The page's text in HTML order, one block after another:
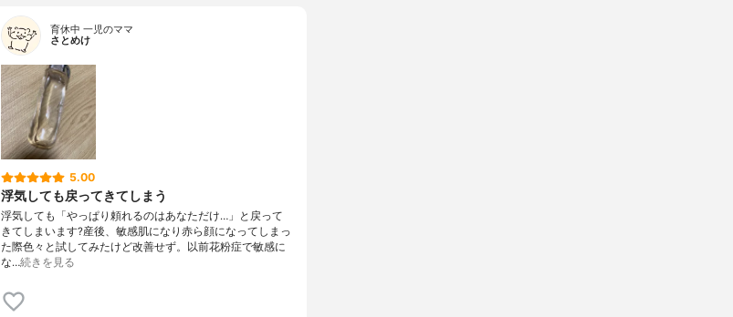
育休中 一児のママ
さとめけ
5.00
浮気しても戻ってきてしまう
浮気しても「やっぱり頼れるのはあなただけ…」と戻って
きてしまいます?産後、敏感肌になり赤ら顔になってしまっ
た際色々と試してみたけど改善せず。以前花粉症で敏感に
な…続きを見る